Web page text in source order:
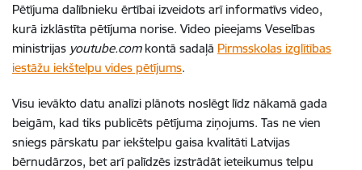
Pētījuma dalībnieku ērtībai izveidots arī informatīvs video,
kurā izklāstīta pētījuma norise. Video pieejams Veselības
ministrijas youtube.com kontā sadaļā Pirmsskolas izglītības
iestāžu iekštelpu vides pētījums.
Visu ievākto datu analīzi plānots noslēgt līdz nākamā gada
beigām, kad tiks publicēts pētījuma ziņojums. Tas ne vien
sniegs pārskatu par iekštelpu gaisa kvalitāti Latvijas
bērnudārzos, bet arī palīdzēs izstrādāt ieteikumus telpu